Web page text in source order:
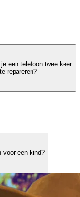
een telefoon twee keer
repareren?
voor een kind?